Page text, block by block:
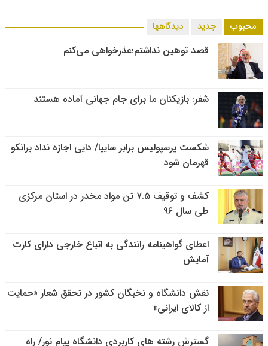
محبوب جدید دیدگاهها
قصد توهین نداشتم؛عذرخواهی می‌کنم
شفر: بازیکنان ما برای جام جهانی آماده هستند
شکست پرسپولیس برابر سایپا/ دایی اجازه نداد برانکو
قهرمان شود
کشف و توقیف ۷.۵ تن مواد مخدر در استان مرکزی
طی سال ۹۶
اعطای گواهینامه رانندگی به اتباع خارجی دارای کارت
آمایش
نقش دانشگاه و نخبگان کشور در تحقق شعار «حمایت
از کالای ایرانی»
گسترش رشته های کاربردی دانشگاه پیام نور/ راه